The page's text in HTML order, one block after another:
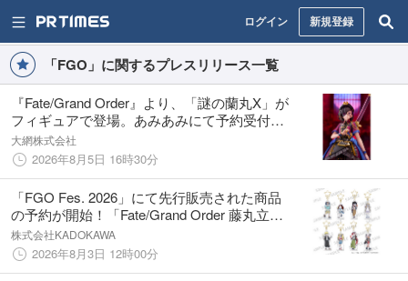
ログイン 新規登録
「FGO」に関するプレスリリース一覧
『Fate/Grand Order』より、「謎の蘭丸X」が
フィギュアで登場。あみあみにて予約受付
中。
大網株式会社
2026年8月5日 16時30分
「FGO Fes. 2026」にて先行販売された商品
の予約が開始！「Fate/Grand Order 藤丸立香
はわからない」の新規描き下ろしグッズをは
じめとした豪華14作品のグッズを手に入れよ
う！
株式会社KADOKAWA
2026年8月3日 12時00分